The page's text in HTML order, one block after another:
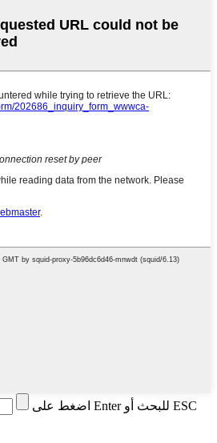
اضغط على Enter للبحث أو ESC